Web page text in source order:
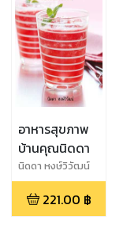
อาหารสุขภาพ
บ้านคุณนิดดา
นิดดา หงษ์วิวัฒน์
221.00 ฿